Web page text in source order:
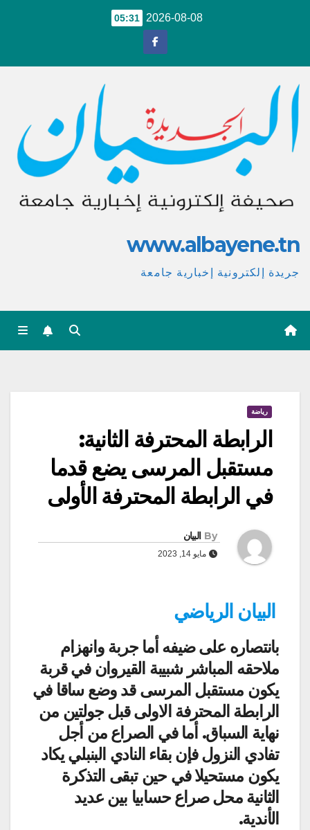
2026-08-08
05:31
www.albayene.tn
جريدة إلكترونية إخبارية جامعة
رياضة
الرابطة المحترفة الثانية:
مستقبل المرسى يضع قدما
في الرابطة المحترفة الأولى
By البيان
مايو 14, 2023
البيان الرياضي
بانتصاره على ضيفه أما جربة وانهزام
ملاحقه المباشر شبيبة القيروان في قربة
يكون مستقبل المرسى قد وضع ساقا في
الرابطة المحترفة الاولى قبل جولتين من
نهاية السباق. أما في الصراع من أجل
تفادي النزول فإن بقاء النادي البنبلي يكاد
يكون مستحيلا في حين تبقى التذكرة
الثانية محل صراع حسابيا بين عديد
الأندية.